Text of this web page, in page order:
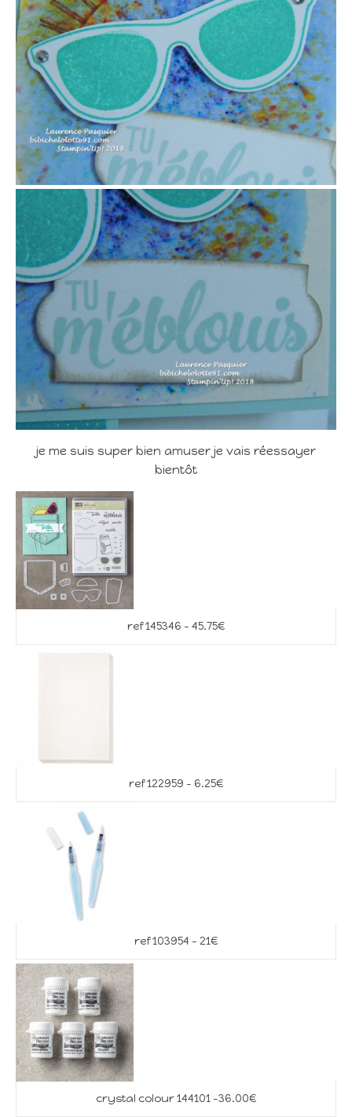
je me suis super bien amuser je vais réessayer
bientôt
ref 145346 – 45.75€
ref 122959 – 6.25€
ref 103954 – 21€
crystal colour 144101 -36.00€